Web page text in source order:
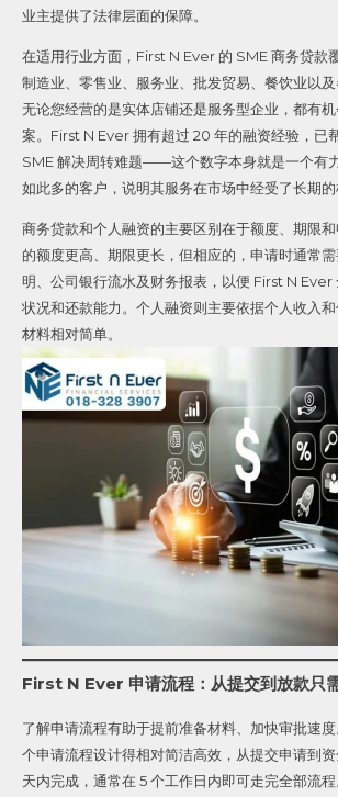
业主提供了法律层面的保障。
在适用行业方面，First N Ever 的 SME 商务贷款
制造业、零售业、服务业、批发贸易、餐饮业以及
无论您经营的是实体店铺还是服务型企业，都有
案。First N Ever 拥有超过 20 年的融资经验，已
SME 解决周转难题——这个数字本身就是一个有
如此多的客户，说明其服务在市场中经受了长期的
商务贷款和个人融资的主要区别在于额度、期限
的额度更高、期限更长，但相应的，申请时通常
明、公司银行流水及财务报表，以便 First N Ever
状况和还款能力。个人融资则主要依据个人收入和
材料相对简单。
First N Ever 申请流程：从提交到放款只
了解申请流程有助于提前准备材料、加快审批速
个申请流程设计得相对简洁高效，从提交申请到
天内完成，通常在 5 个工作日内即可走完全部流程